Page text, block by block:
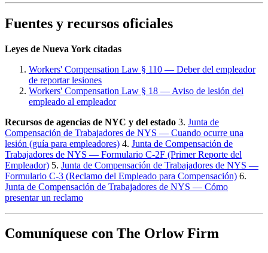
Fuentes y recursos oficiales
Leyes de Nueva York citadas
Workers' Compensation Law § 110 — Deber del empleador
de reportar lesiones
Workers' Compensation Law § 18 — Aviso de lesión del
empleado al empleador
Recursos de agencias de NYC y del estado 3. Junta de
Compensación de Trabajadores de NYS — Cuando ocurre una
lesión (guía para empleadores) 4. Junta de Compensación de
Trabajadores de NYS — Formulario C-2F (Primer Reporte del
Empleador) 5. Junta de Compensación de Trabajadores de NYS —
Formulario C-3 (Reclamo del Empleado para Compensación) 6.
Junta de Compensación de Trabajadores de NYS — Cómo
presentar un reclamo
Comuníquese con The Orlow Firm